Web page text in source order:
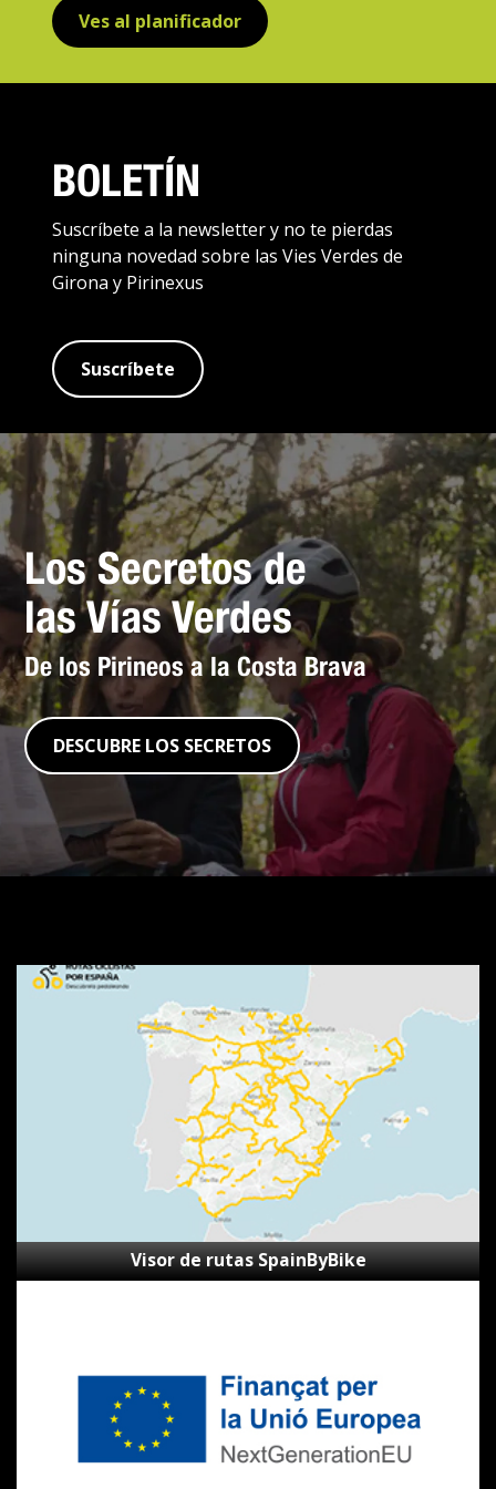
Ves al planificador
BOLETÍN
Suscríbete a la newsletter y no te pierdas
ninguna novedad sobre las Vies Verdes de
Girona y Pirinexus
Suscríbete
Los Secretos de
las Vías Verdes
De los Pirineos a la Costa Brava
DESCUBRE LOS SECRETOS
Visor
Visor de rutas SpainByBike